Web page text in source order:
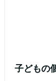
子どもの